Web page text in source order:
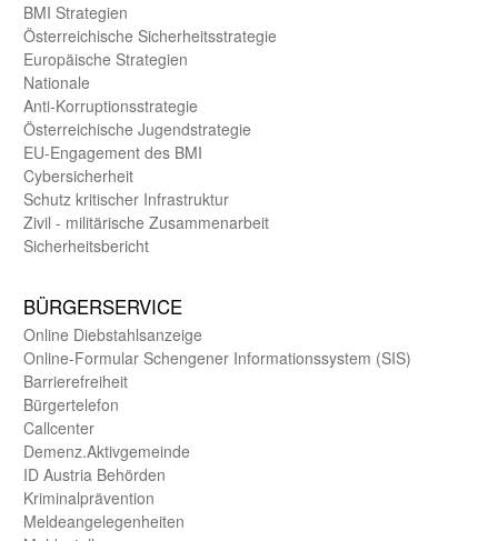
BMI Strategien
Öster­reichische Sicherheits­strategie
Europäische Strategien
Nationale
Anti-Korruptions­strategie
Öster­reichische Jugend­strategie
EU-Engagement des BMI
Cybersicherheit
Schutz kritischer Infra­struktur
Zivil - militärische Zusammen­arbeit
Sicherheits­bericht
BÜRGER­SERVICE
Online Diebstahls­anzeige
Online-Formular Schengener Informationssystem (SIS)
Barriere­freiheit
Bürger­telefon
Call­center
Demenz.Aktiv­gemeinde
ID Austria Behörden
Kriminal­prävention
Melde­an­ge­le­gen­heiten